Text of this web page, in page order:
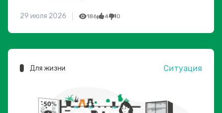
29 июля 2026 186 4 0
Для жизни Ситуация